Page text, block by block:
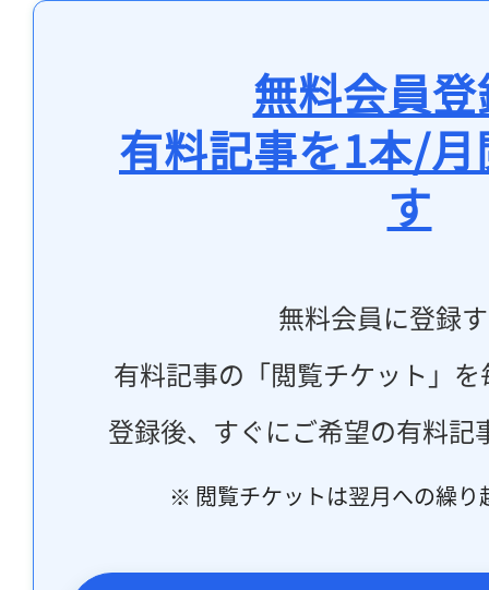
無料会員
有料記事を1本/
す
無料会員に登録
有料記事の「閲覧チケット」
登録後、すぐにご希望の有料記
※ 閲覧チケットは翌月への繰り